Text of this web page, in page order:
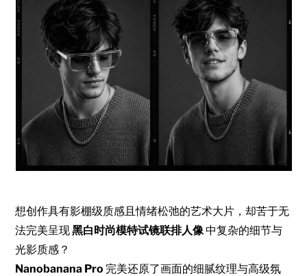
想创作具有影棚级质感且情绪松弛的艺术大片，却苦于无
法完美呈现黑白时尚模特试镜联排人像中复杂的细节与
光影质感？
Nanobanana Pro 完美还原了画面的细腻纹理与高级氛